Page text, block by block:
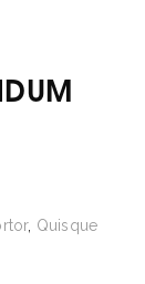
, Quisque